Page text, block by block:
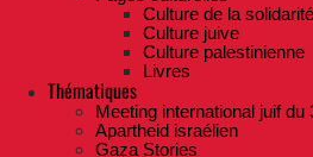
Culture de la solidarité
Culture juive
Culture palestinienne
Livres
Thématiques
Meeting international juif
Apartheid israélien
Gaza Stories